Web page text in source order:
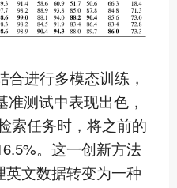
合进行多模态训练，
准测试中表现出色，
索任务时，将之前的
。这一创新方法
英文数据转变为一种